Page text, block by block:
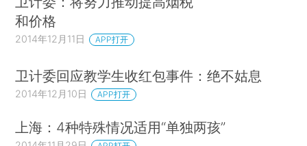
和价格
2014年12月11日 APP打开
卫计委回应教学生收红包事件：绝不姑息
2014年12月10日 APP打开
上海：4种特殊情况适用“单独两孩”